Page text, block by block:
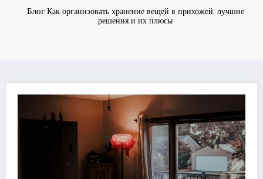
Блог Как организовать хранение вещей в прихожей: лучшие
решения и их плюсы